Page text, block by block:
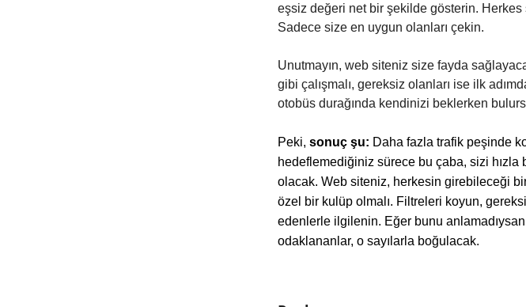
eşsiz değeri net bir şekilde gösterin.
Sadece size en uygun olanları çekin.
Unutmayın, web siteniz size fayda
gibi çalışmalı, gereksiz olanları ise ilk
otobüs durağında kendinizi beklerken
Peki, sonuç şu: Daha fazla trafik peşinde
hedeflemediğiniz sürece bu çaba, sizi
olacak. Web siteniz, herkesin girebileceği
özel bir kulüp olmalı. Filtreleri koyun,
edenlerle ilgilenin. Eğer bunu
odaklananlar, o sayılarla boğulacak.